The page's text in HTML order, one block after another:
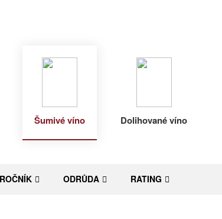
Šumivé víno Dolihované víno
ROČNÍK ODRŮDA RATING